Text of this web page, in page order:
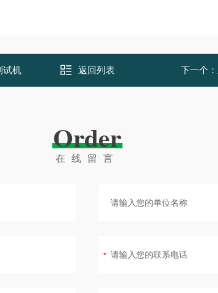
试机 返回列表 下一个：
Order
在线留言